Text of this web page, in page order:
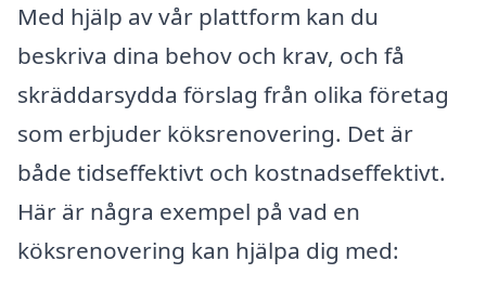
Med hjälp av vår plattform kan du
beskriva dina behov och krav, och få
skräddarsydda förslag från olika företag
som erbjuder köksrenovering. Det är
både tidseffektivt och kostnadseffektivt.
Här är några exempel på vad en
köksrenovering kan hjälpa dig med: